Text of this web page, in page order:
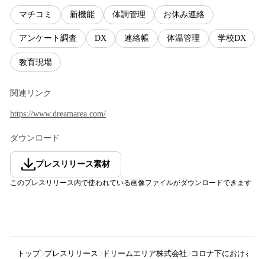
マチコミ 新機能 体調管理 お休み連絡
アンケート調査 DX 連絡帳 体温管理 学校DX
教育現場
関連リンク
https://www.dreamarea.com/
ダウンロード
プレスリリース素材
このプレスリリース内で使われている画像ファイルがダウンロードできます
トップ プレスリリース ドリームエリア株式会社 コロナ下における教